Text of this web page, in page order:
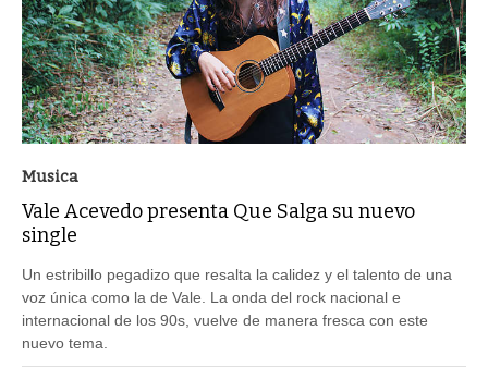
Musica
Vale Acevedo presenta Que Salga su nuevo
single
Un estribillo pegadizo que resalta la calidez y el talento de una
voz única como la de Vale. La onda del rock nacional e
internacional de los 90s, vuelve de manera fresca con este
nuevo tema.